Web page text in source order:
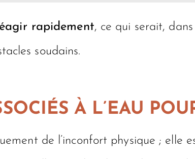
rapidement, ce qui serait,
soudains.
À L’EAU
de l’inconfort physique ; elle